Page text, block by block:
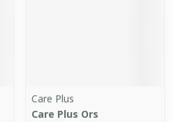
Care Plus
Care Plus Ors